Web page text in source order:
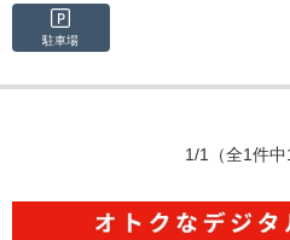
駐車場
1/1 （全1件